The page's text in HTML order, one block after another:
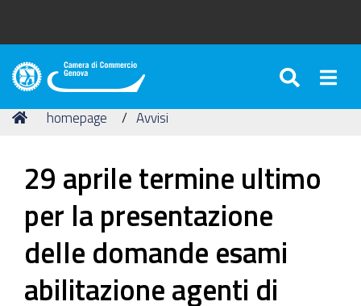
Camera
Commercio
Tu
Home
homepage Avvisi
29 aprile termine ultimo
per la presentazione
delle domande esami
abilitazione agenti di